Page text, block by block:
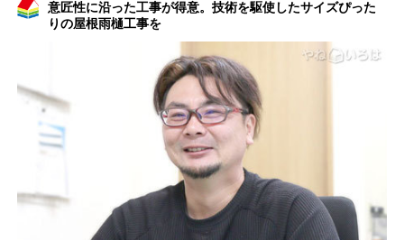
意匠性に沿った工事が得意。技術を駆使したサイズぴった
りの屋根雨樋工事を